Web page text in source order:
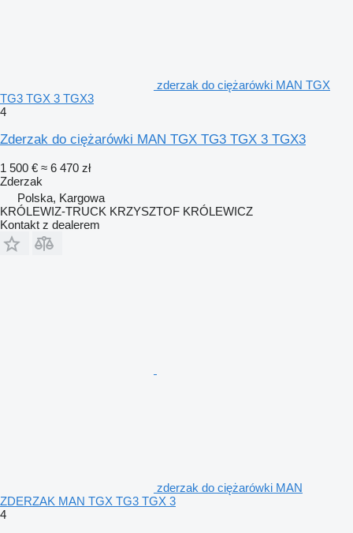
zderzak do ciężarówki MAN TGX
TG3 TGX 3 TGX3
4
Zderzak do ciężarówki MAN TGX TG3 TGX 3 TGX3
1 500 € ≈ 6 470 zł
Zderzak
Polska, Kargowa
KRÓLEWIZ-TRUCK KRZYSZTOF KRÓLEWICZ
Kontakt z dealerem
zderzak do ciężarówki MAN
ZDERZAK MAN TGX TG3 TGX 3
4